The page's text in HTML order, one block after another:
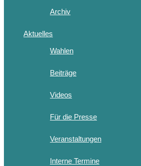
Archiv
Aktuelles
Wahlen
Beiträge
Videos
Für die Presse
Veranstaltungen
Interne Termine